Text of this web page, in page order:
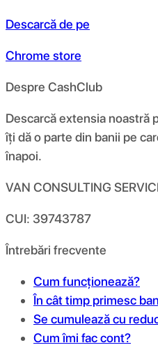
Descarcă de pe
Chrome store
Despre CashClub
Descarcă extensia noastră
îți dă o parte din banii pe
înapoi.
VAN CONSULTING
CUI: 39743787
Întrebări frecvente
Cum funcționează?
În cât timp primesc
Se cumulează cu
Cum îmi fac cont?